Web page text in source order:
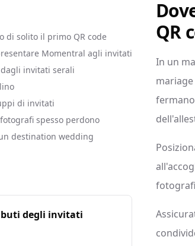
di solito il primo QR code
Momentral agli invitati
invitati serali
di invitati
spesso perdono
destination wedding
degli invitati
QR
In un